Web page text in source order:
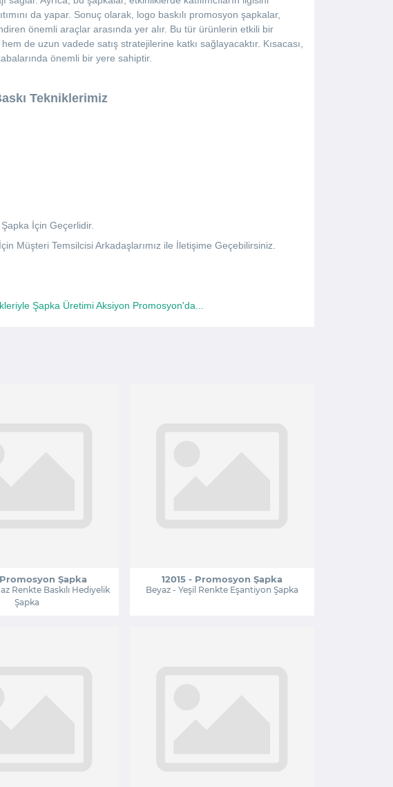
da yapar. Sonuç olarak, logo baskılı promosyon şapkalar,
önemli araçlar arasında yer alır. Bu tür ürünlerin etkili bir
de uzun vadede satış stratejilerine katkı sağlayacaktır. Kısacası,
önemli bir yere sahiptir.
Tekniklerimiz
İçin Geçerlidir.
Müşteri Temsilcisi Arkadaşlarımız ile İletişime Geçebilirsiniz.
Şapka Üretimi Aksiyon Promosyon'da...
Promosyon Şapka
Renkte Baskılı Hediyelik
Şapka
12015 - Promosyon Şapka
Beyaz - Yeşil Renkte Eşantiyon Şapka